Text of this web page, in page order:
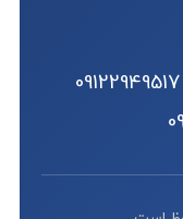
09122949517